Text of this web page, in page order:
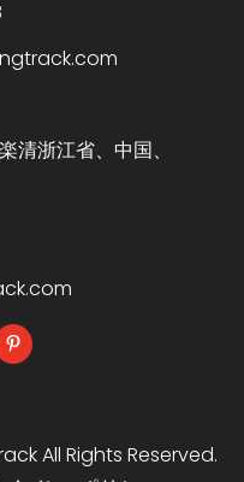
清浙江省、中国、
All Rights Reserved.